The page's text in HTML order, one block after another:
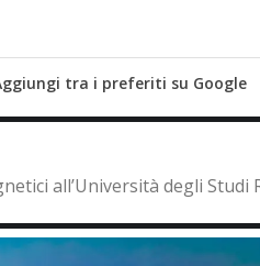
tra i preferiti su Google
all’Università degli Studi